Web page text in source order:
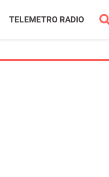
TELEMETRO RADIO